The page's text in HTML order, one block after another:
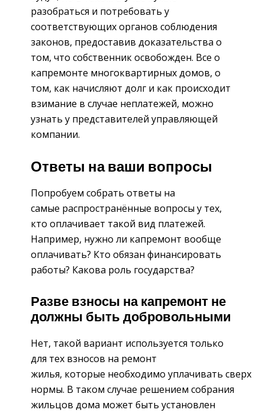
разобраться и потребовать у
соответствующих органов соблюдения
законов, предоставив доказательства о
том, что собственник освобожден. Все о
капремонте многоквартирных домов, о
том, как начисляют долг и как происходит
взимание в случае неплатежей, можно
узнать у представителей управляющей
компании.
Ответы на ваши вопросы
Попробуем собрать ответы на
самые распространённые вопросы у тех,
кто оплачивает такой вид платежей.
Например, нужно ли капремонт вообще
оплачивать? Кто обязан финансировать
работы? Какова роль государства?
Разве взносы на капремонт не
должны быть добровольными
Нет, такой вариант используется только
для тех взносов на ремонт
жилья, которые необходимо уплачивать сверх
нормы. В таком случае решением собрания
жильцов дома может быть установлен